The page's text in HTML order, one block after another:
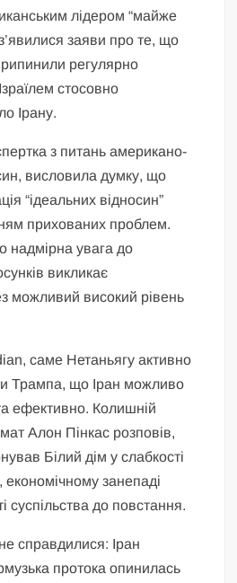
лідером “майже
заяви про те, що
регулярно
стосовно
Ірану.
з питань американо-
висловила думку, що
“ідеальних відносин”
прихованих проблем.
надмірна увага до
викликає
можливий високий рівень
саме Нетаньягу активно
Трампа, що Іран можливо
ефективно. Колишній
Алон Пінкас розповів,
Білий дім у слабкості
економічному занепаді
суспільства до повстання.
справдилися: Іран
протока опинилась